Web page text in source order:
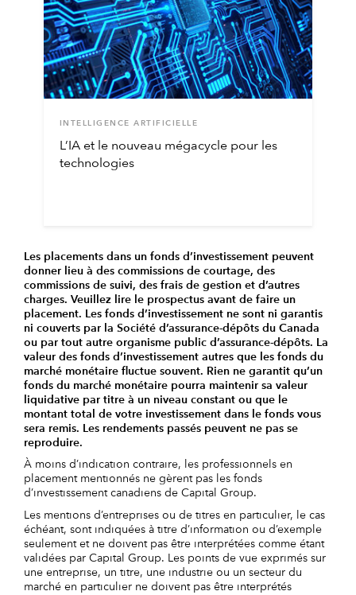
INTELLIGENCE ARTIFICIELLE
L’IA et le nouveau mégacycle pour les
technologies
Les placements dans un fonds d’investissement peuvent
donner lieu à des commissions de courtage, des
commissions de suivi, des frais de gestion et d’autres
charges. Veuillez lire le prospectus avant de faire un
placement. Les fonds d’investissement ne sont ni garantis
ni couverts par la Société d’assurance-dépôts du Canada
ou par tout autre organisme public d’assurance-dépôts. La
valeur des fonds d’investissement autres que les fonds du
marché monétaire fluctue souvent. Rien ne garantit qu’un
fonds du marché monétaire pourra maintenir sa valeur
liquidative par titre à un niveau constant ou que le
montant total de votre investissement dans le fonds vous
sera remis. Les rendements passés peuvent ne pas se
reproduire.
À moins d’indication contraire, les professionnels en
placement mentionnés ne gèrent pas les fonds
d’investissement canadiens de Capital Group.
Les mentions d’entreprises ou de titres en particulier, le cas
échéant, sont indiquées à titre d’information ou d’exemple
seulement et ne doivent pas être interprétées comme étant
validées par Capital Group. Les points de vue exprimés sur
une entreprise, un titre, une industrie ou un secteur du
marché en particulier ne doivent pas être interprétés